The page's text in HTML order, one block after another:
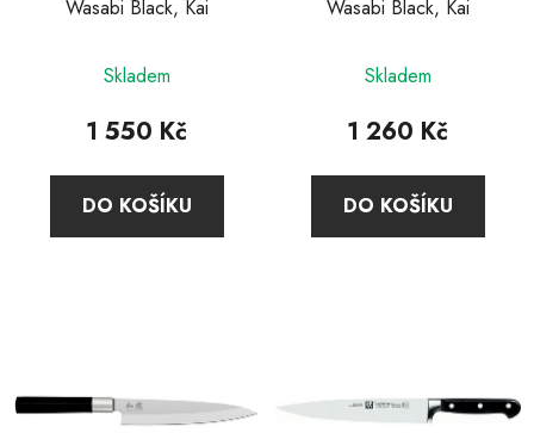
Wasabi Black, Kai
hodnocení
produktu
4,7
z
Skladem
1 550 Kč
DO KOŠÍKU
Wasabi Black, Kai
hodnocení
produktu
5,0
z
Skladem
1 260 Kč
DO KOŠÍKU